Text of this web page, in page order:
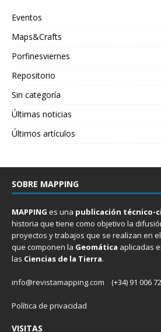
Eventos
Maps&Crafts
Porfinesviernes
Repositorio
Sin categoría
Últimas noticias
Últimos artículos
SOBRE MAPPING
MAPPING es una publicación técnico-
historia que tiene como objetivo la
proyectos y trabajos que se realizan en
que componen la Geomática aplicadas
las Ciencias de la Tierra.
info@revistamapping.com (+34) 91 006
Política de privacidad
VISITAS